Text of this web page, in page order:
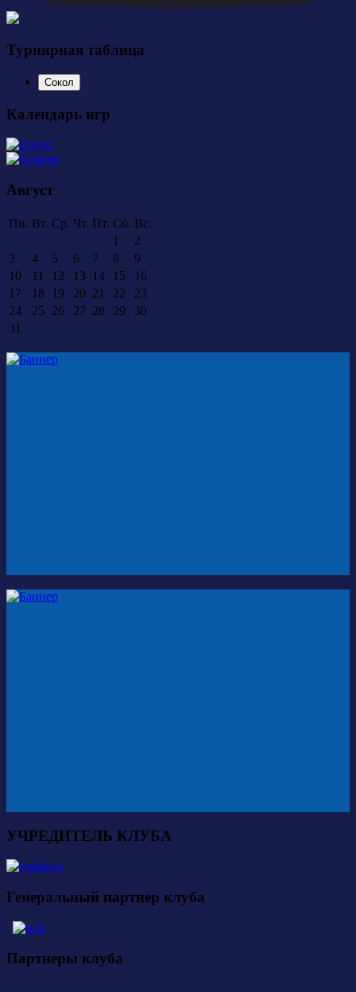
Турнирная таблица
Сокол
Календарь игр
Август
Пн. Вт. Ср. Чт. Пт. Сб. Вс.
1
2
3
4 5 6 7 8
9
10
11 12 13 14 15
16
17
18 19 20 21 22
23
24
25 26 27 28 29
30
31
УЧРЕДИТЕЛЬ КЛУБА
Генеральный партнер клуба
Партнеры клуба